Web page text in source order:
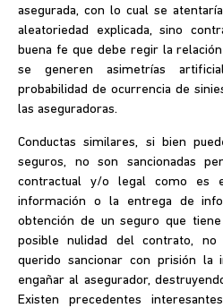
asegurada, con lo cual se
aleatoriedad explicada, sino
buena fe que debe regir la
se generen asimetrías
probabilidad de ocurrencia de
las aseguradoras.
Conductas similares, si bien
seguros, no son sancionadas
contractual y/o legal como es
información o la entrega de
obtención de un seguro que
posible nulidad del contrato,
querido sancionar con prisión la
engañar al asegurador,
Existen precedentes